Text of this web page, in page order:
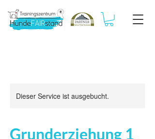
Dieser Service ist ausgebucht.
Grunderziehung 1